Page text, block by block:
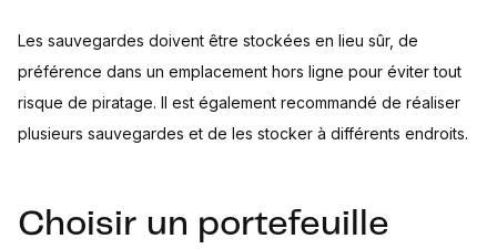
Les sauvegardes doivent être stockées en lieu sûr, de
préférence dans un emplacement hors ligne pour éviter tout
risque de piratage. Il est également recommandé de réaliser
plusieurs sauvegardes et de les stocker à différents endroits.
Choisir un portefeuille